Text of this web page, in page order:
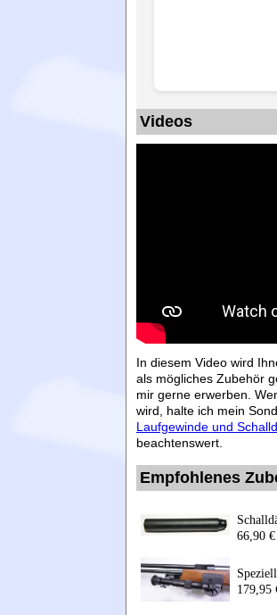
Videos
In diesem Video wird
als mögliches Zubehör
mir gerne erwerben.
wird, halte ich mein
Laufgewinde und
beachtenswert.
Empfohlenes
66,90
179,95